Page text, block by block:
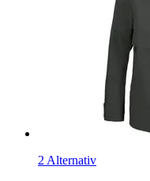
2 Alternativ